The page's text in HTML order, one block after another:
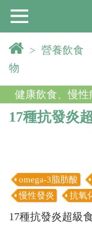
> 營養飲食
物
健康飲食、慢性
17種抗發炎
omega-3脂肪酸
慢性發炎
抗氧
17種抗發炎超級